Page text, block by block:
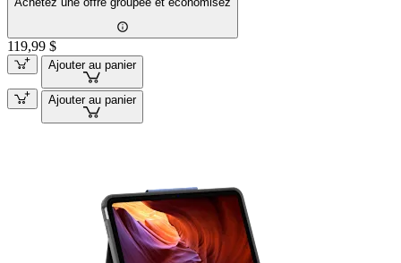
119,99 $
Ajouter au panier
Ajouter au panier